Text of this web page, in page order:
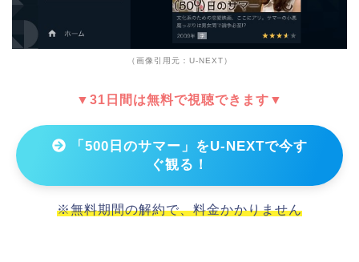
（画像引用元：U-NEXT）
▼31日間は無料で視聴できます▼
「500日のサマー」をU-NEXTで今す
ぐ観る！
※無料期間の解約で、料金かかりません